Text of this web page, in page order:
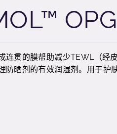
OPG
连贯的膜帮助减少TEWL（经
防晒剂的有效润湿剂。用于护